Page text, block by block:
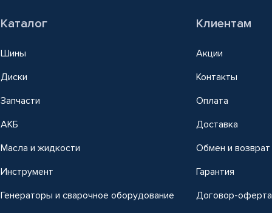
Каталог
Шины
Диски
Запчасти
АКБ
Масла и жидкости
Инструмент
Генераторы и сварочное оборудование
Клиентам
Акции
Контакты
Оплата
Доставка
Обмен и возврат
Гарантия
Договор-оферта